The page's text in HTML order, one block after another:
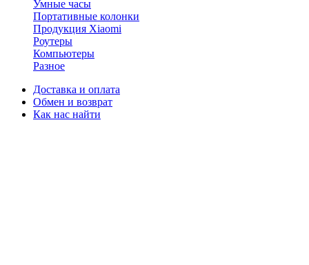
Умные часы
Портативные колонки
Продукция Xiaomi
Роутеры
Компьютеры
Разное
Доставка и оплата
Обмен и возврат
Как нас найти